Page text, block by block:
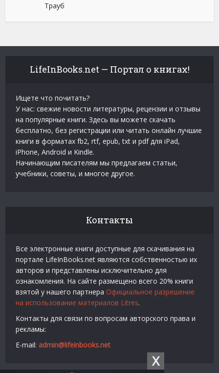
X
Трауб
LifeInBooks.net — Портал о книгах!
Ищете что почитать?
У нас: свежие новости литературы, рецензии и отзывы
на популярные книги. Здесь вы можете скачать
бесплатно, без регистрации или читать онлайн лучшие
книги в форматах fb2, rtf, epub, txt и pdf для iPad,
iPhone, Android и Kindle.
Начинающим писателям мы предлагаем статьи,
учебники, советы, и многое другое.
Контакты
Все электронные книги доступные для скачивания на
портале LifeInBooks.net являются собственностью их
авторов и представлены исключительно для
ознакомления. На сайте размещено всего 20% книги
взятой у нашего партнера Официальное разрешение
на использование материалов Litres.
Контакты для связи по вопросам авторского права и
рекламы:
E-mail: admin@lifeinbooks.net